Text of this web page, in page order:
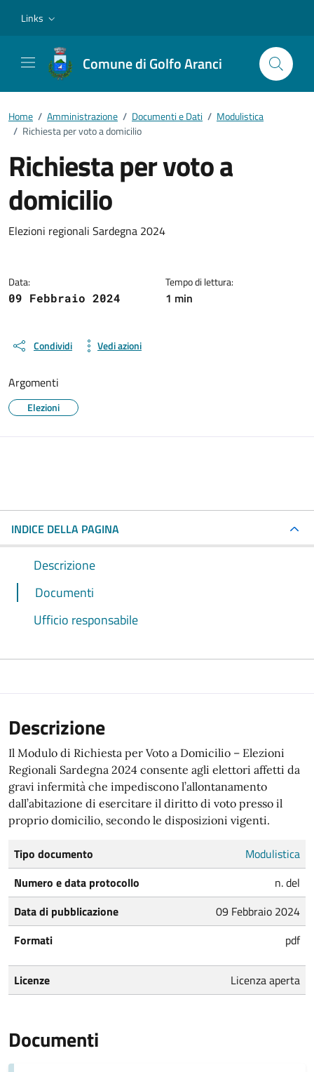
Links
Comune di Golfo Aranci
Home / Amministrazione / Documenti e Dati / Modulistica
/ Richiesta per voto a domicilio
Richiesta per voto a
domicilio
Dettagli del documento
Elezioni regionali Sardegna 2024
Data:
09 Febbraio 2024
Tempo di lettura:
1 min
Condividi Vedi azioni
Argomenti
Elezioni
INDICE DELLA PAGINA
Descrizione
Documenti
Ufficio responsabile
Descrizione
Il Modulo di Richiesta per Voto a Domicilio – Elezioni
Regionali Sardegna 2024 consente agli elettori affetti da
gravi infermità che impediscono l’allontanamento
dall’abitazione di esercitare il diritto di voto presso il
proprio domicilio, secondo le disposizioni vigenti.
Tipo documento
Modulistica
Numero e data protocollo
n. del
Data di pubblicazione
09 Febbraio 2024
Formati
pdf
Licenze Licenza aperta
Documenti